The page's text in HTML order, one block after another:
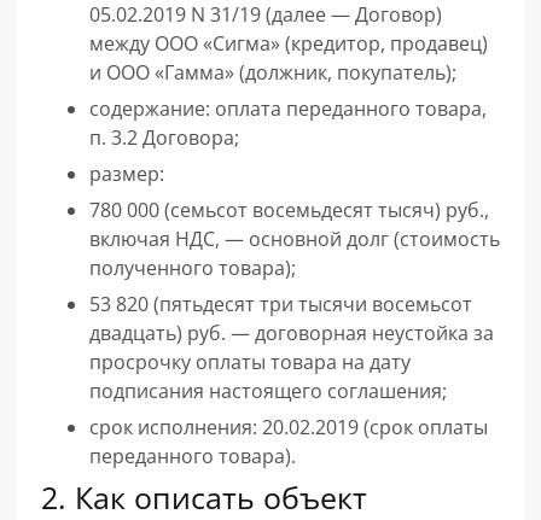
05.02.2019 N 31/19 (далее — Договор)
между ООО «Сигма» (кредитор, продавец)
и ООО «Гамма» (должник, покупатель);
содержание: оплата переданного товара,
п. 3.2 Договора;
размер:
780 000 (семьсот восемьдесят тысяч) руб.,
включая НДС, — основной долг (стоимость
полученного товара);
53 820 (пятьдесят три тысячи восемьсот
двадцать) руб. — договорная неустойка за
просрочку оплаты товара на дату
подписания настоящего соглашения;
срок исполнения: 20.02.2019 (срок оплаты
переданного товара).
2. Как описать объект